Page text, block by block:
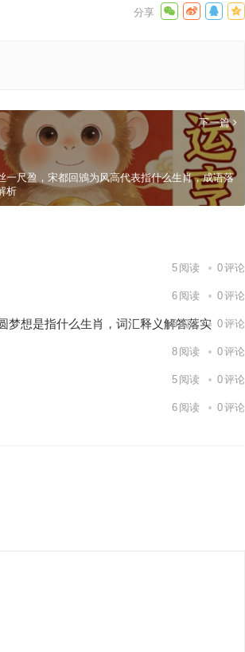
下一篇
一尺盈，宋都回鶂为风高代表指什么生肖，成语落
析
5 阅读 0评论
6 阅读 0评论
梦想是指什么生肖，词汇释义解答落实
6阅读 0评论
8 阅读 0评论
5 阅读 0评论
6 阅读 0评论